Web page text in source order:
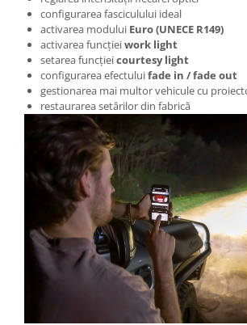
configurarea fasciculului ideal
activarea modului Euro (UNECE R149)
activarea funcțieiwork light
setarea funcțieicourtesy light
configurarea efectuluifade in / fade out
gestionarea mai multor vehicule cu
restaurarea setărilor din fabrică